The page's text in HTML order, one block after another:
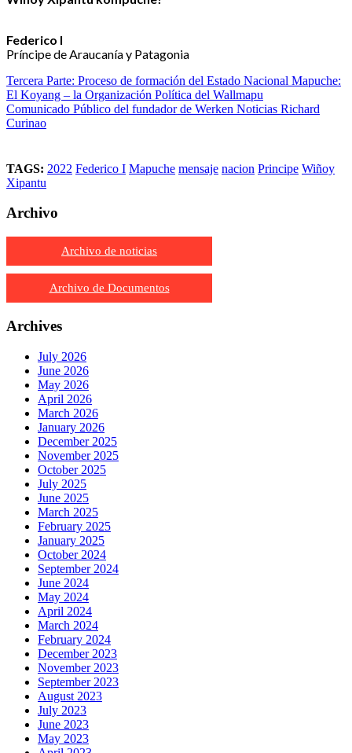
Federico I
Príncipe de Araucanía y Patagonia
Tercera Parte: Proceso de formación del Estado Nacional Mapuche:
El Koyang – la Organización Política del Wallmapu
Comunicado Público del fundador de Werken Noticias Richard
Curinao
TAGS: 2022 Federico I Mapuche mensaje nacion Principe Wiñoy
Xipantu
Archivo
Archivo de noticias
Archivo de Documentos
Archives
July 2026
June 2026
May 2026
April 2026
March 2026
January 2026
December 2025
November 2025
October 2025
July 2025
June 2025
March 2025
February 2025
January 2025
October 2024
September 2024
June 2024
May 2024
April 2024
March 2024
February 2024
December 2023
November 2023
September 2023
August 2023
July 2023
June 2023
May 2023